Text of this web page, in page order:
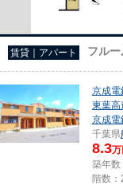
賃貸｜アパート フル
京成電
東葉高
京成電
千葉県
8.3万
築年数
階数：